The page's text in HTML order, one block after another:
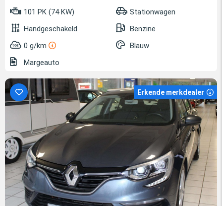
101 PK (74 KW)
Stationwagen
Handgeschakeld
Benzine
0 g/km
Blauw
Margeauto
Erkende merkdealer